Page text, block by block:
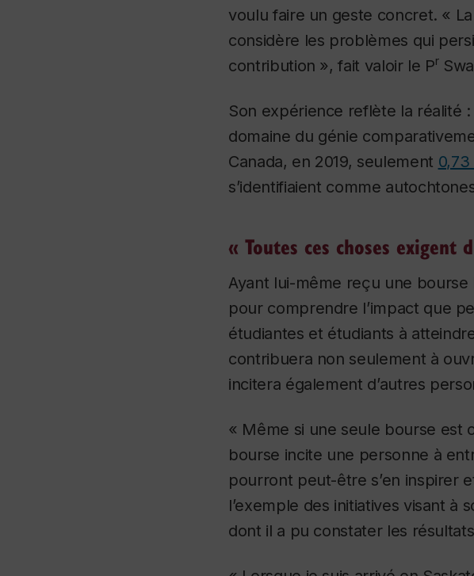
voulu faire un geste concret. «
considère les problèmes qui
contribution », fait valoir le Pr
Son expérience reflète la réalité
domaine du génie
Canada, en 2019, seulement
s’identifiaient comme
« Toutes ces choses exigent
Ayant lui-même reçu une bourse
pour comprendre l’impact que
étudiantes et étudiants à
contribuera non seulement à
incitera également d’autres
« Même si une seule bourse est
bourse incite une personne à
pourront peut-être s’en inspirer
l’exemple des initiatives visant à
dont il a pu constater les